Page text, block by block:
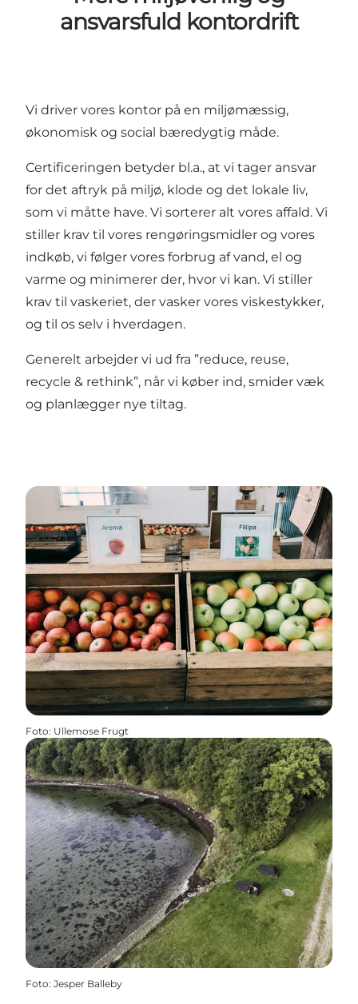
ansvarsfuld kontordrift
Vi driver vores kontor på en miljømæssig,
økonomisk og social bæredygtig måde.
Certificeringen betyder bl.a., at vi tager ansvar
for det aftryk på miljø, klode og det lokale liv,
som vi måtte have. Vi sorterer alt vores affald. Vi
stiller krav til vores rengøringsmidler og vores
indkøb, vi følger vores forbrug af vand, el og
varme og minimerer der, hvor vi kan. Vi stiller
krav til vaskeriet, der vasker vores viskestykker,
og til os selv i hverdagen.
Generelt arbejder vi ud fra ”reduce, reuse,
recycle & rethink”, når vi køber ind, smider væk
og planlægger nye tiltag.
Foto: Ullemose Frugt
Foto: Jesper Balleby